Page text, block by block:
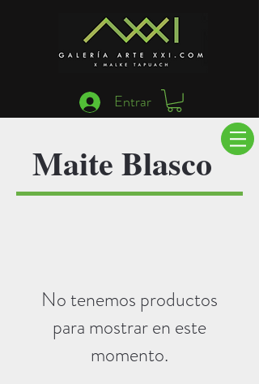
Entrar
Maite Blasco
No tenemos productos
para mostrar en este
momento.